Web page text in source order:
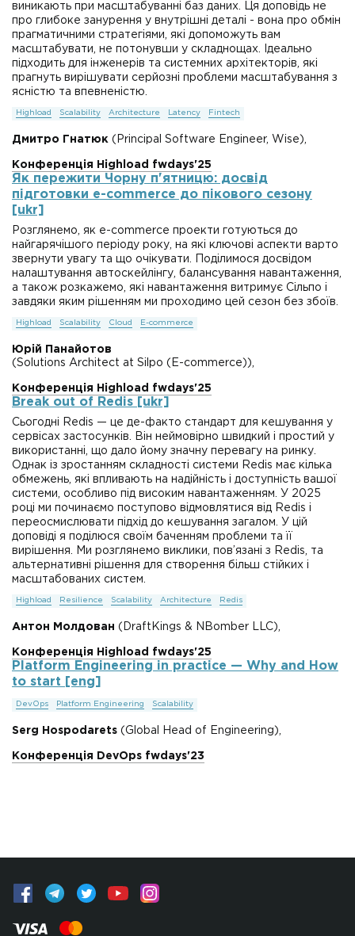
виникають при масштабуванні баз даних. Ця доповідь не
про глибоке занурення у внутрішні деталі - вона про обмін
прагматичними стратегіями, які допоможуть вам
масштабувати, не потонувши у складнощах. Ідеально
підходить для інженерів та системних архітекторів, які
прагнуть вирішувати серйозні проблеми масштабування з
ясністю та впевненістю.
Highload Scalability Architecture Latency Fintech
Дмитро Гнатюк (Principal Software Engineer, Wise),
Конференція Highload fwdays'25
Як пережити Чорну п'ятницю: досвід
підготовки e-commerce до пікового сезону
[ukr]
Розглянемо, як e-commerce проекти готуються до
найгарячішого періоду року, на які ключові аспекти варто
звернути увагу та що очікувати. Поділимося досвідом
налаштування автоскейлінгу, балансування навантаження,
а також розкажемо, які навантаження витримує Сільпо і
завдяки яким рішенням ми проходимо цей сезон без збоїв.
Highload Scalability Cloud E-commerce
Юрій Панайотов
(Solutions Architect at Silpo (E-commerce)),
Конференція Highload fwdays'25
Break out of Redis [ukr]
Сьогодні Redis — це де-факто стандарт для кешування у
сервісах застосунків. Він неймовірно швидкий і простий у
використанні, що дало йому значну перевагу на ринку.
Однак із зростанням складності системи Redis має кілька
обмежень, які впливають на надійність і доступність вашої
системи, особливо під високим навантаженням. У 2025
році ми починаємо поступово відмовлятися від Redis і
переосмислювати підхід до кешування загалом. У цій
доповіді я поділюся своїм баченням проблеми та її
вирішення. Ми розглянемо виклики, пов’язані з Redis, та
альтернативні рішення для створення більш стійких і
масштабованих систем.
Highload Resilience Scalability Architecture Redis
Антон Молдован (DraftKings & NBomber LLC),
Конференція Highload fwdays'25
Platform Engineering in practice — Why and How
to start [eng]
DevOps Platform Engineering Scalability
Serg Hospodarets (Global Head of Engineering),
Конференція DevOps fwdays'23